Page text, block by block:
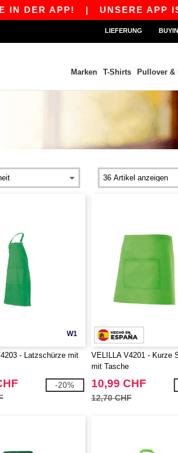
DER APP!| UNSERE APP
LIEFERUNG
Marken T-Shirts Pullover &
W1
- Latzschürze mit
-20%
VELILLA V4201 - Kurze
mit Tasche
10,99 CHF
12,70 CHF